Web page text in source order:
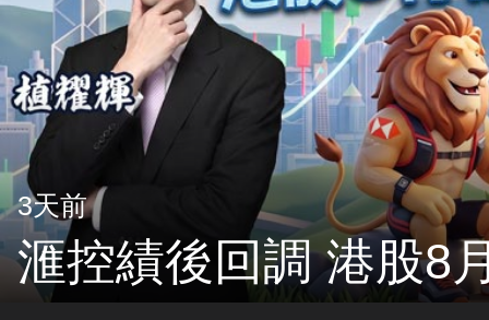
3天前
滙控績後回調 港股8